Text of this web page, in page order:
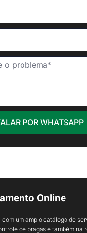
POR WHATSAPP
Online
com um amplo catálogo de
de pragas e também na